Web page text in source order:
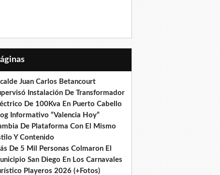
Páginas
Juan Carlos Betancourt
Instalación De Transformador
De 100Kva En Puerto Cabello
Informativo “Valencia Hoy”
De Plataforma Con El Mismo
Y Contenido
De 5 Mil Personas Colmaron El
San Diego En Los Carnavales
Playeros 2026 (+Fotos)